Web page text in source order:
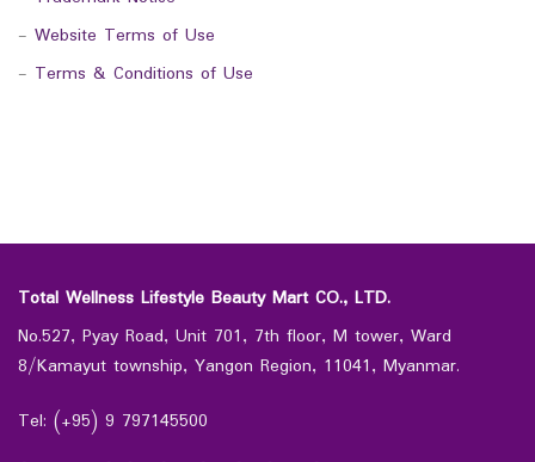
- Website Terms of Use
- Terms & Conditions of Use
Total Wellness Lifestyle Beauty Mart CO., LTD.
No.527, Pyay Road, Unit 701, 7th floor, M tower, Ward
8/Kamayut township, Yangon Region, 11041, Myanmar.
Tel: (+95) 9 797145500